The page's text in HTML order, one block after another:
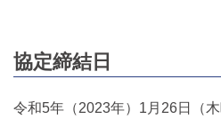
協定締結日
令和5年（2023年）1月26日（